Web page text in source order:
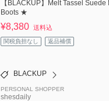
【BLACKUP】Melt Tassel Suede
Boots ★
¥8,380 送料込
関税負担なし 返品補償
BLACKUP
PERSONAL SHOPPER
shesdaily